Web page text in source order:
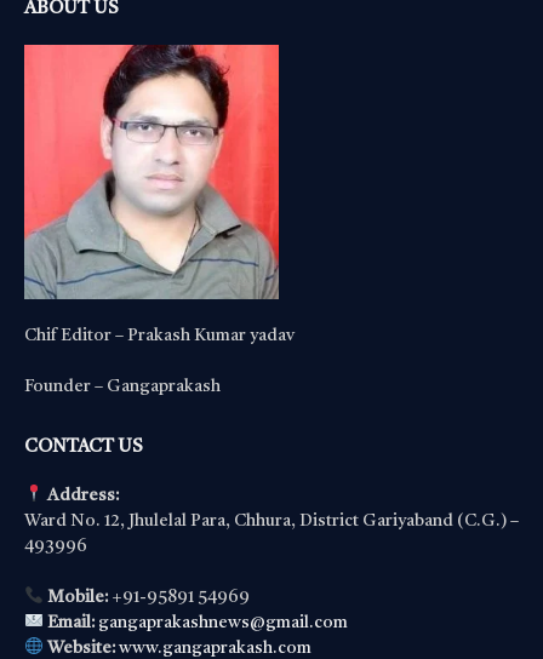
ABOUT US
Chif Editor – Prakash Kumar yadav
Founder – Gangaprakash
CONTACT US
Address:
Ward No. 12, Jhulelal Para, Chhura, District Gariyaband (C.G.) –
493996
Mobile:+91-95891 54969
Email: gangaprakashnews@gmail.com
Website: www.gangaprakash.com